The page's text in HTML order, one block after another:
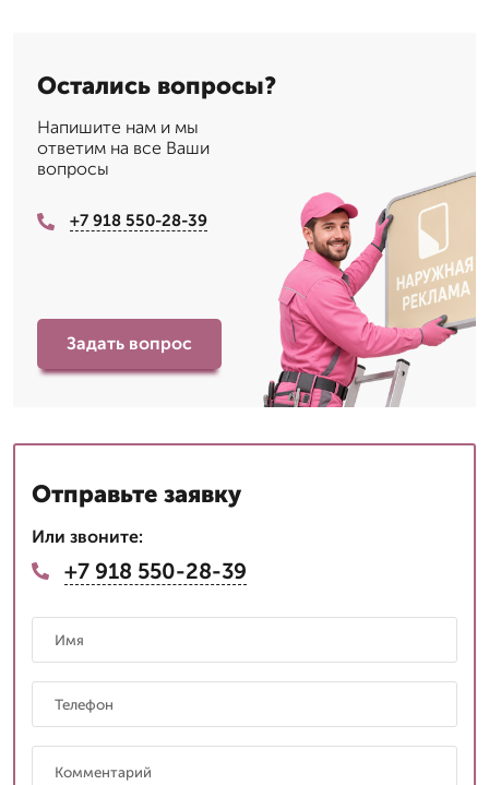
Остались вопросы?
Напишите нам и мы
ответим на все Ваши
вопросы
+7 918 550-28-39
Задать вопрос
Отправьте заявку
Или звоните:
+7 918 550-28-39